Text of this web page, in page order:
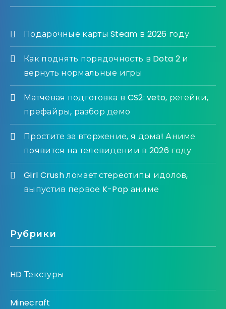
Подарочные карты Steam в 2026 году
Как поднять порядочность в Dota 2 и
вернуть нормальные игры
Матчевая подготовка в CS2: veto, ретейки,
префайры, разбор демо
Простите за вторжение, я дома! Аниме
появится на телевидении в 2026 году
Girl Crush ломает стереотипы идолов,
выпустив первое K-Pop аниме
Рубрики
HD Текстуры
Minecraft